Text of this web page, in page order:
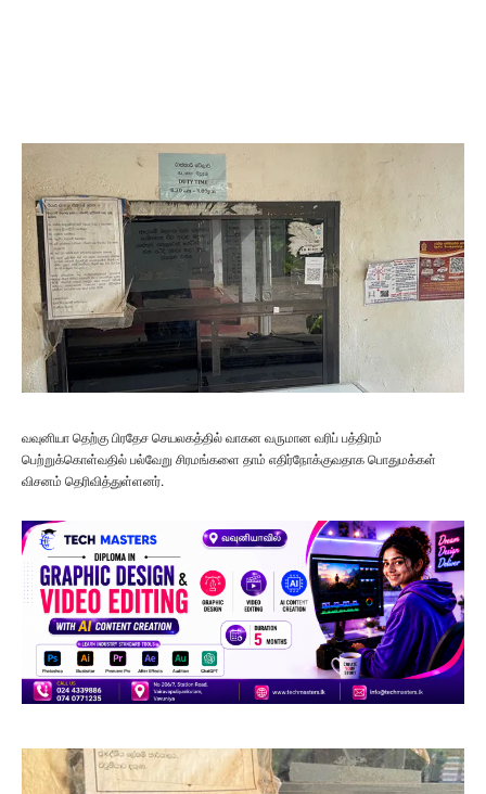
வவுனியா தெற்கு பிரதேச செயலகத்தில் வாகன வருமான வரிப் பத்திரம்
பெற்றுக்கொள்வதில் பல்வேறு சிரமங்களை தாம் எதிர்நோக்குவதாக பொதுமக்கள்
விசனம் தெரிவித்துள்ளனர்.